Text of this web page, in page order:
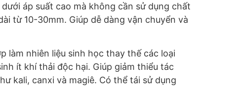
áp suất cao mà không cần sử dụng chất
từ 10-30mm. Giúp dễ dàng vận chuyển và
làm nhiên liệu sinh học thay thế các loại
ít khí thải độc hại. Giúp giảm thiểu tác
kali, canxi và magiê. Có thể tái sử dụng